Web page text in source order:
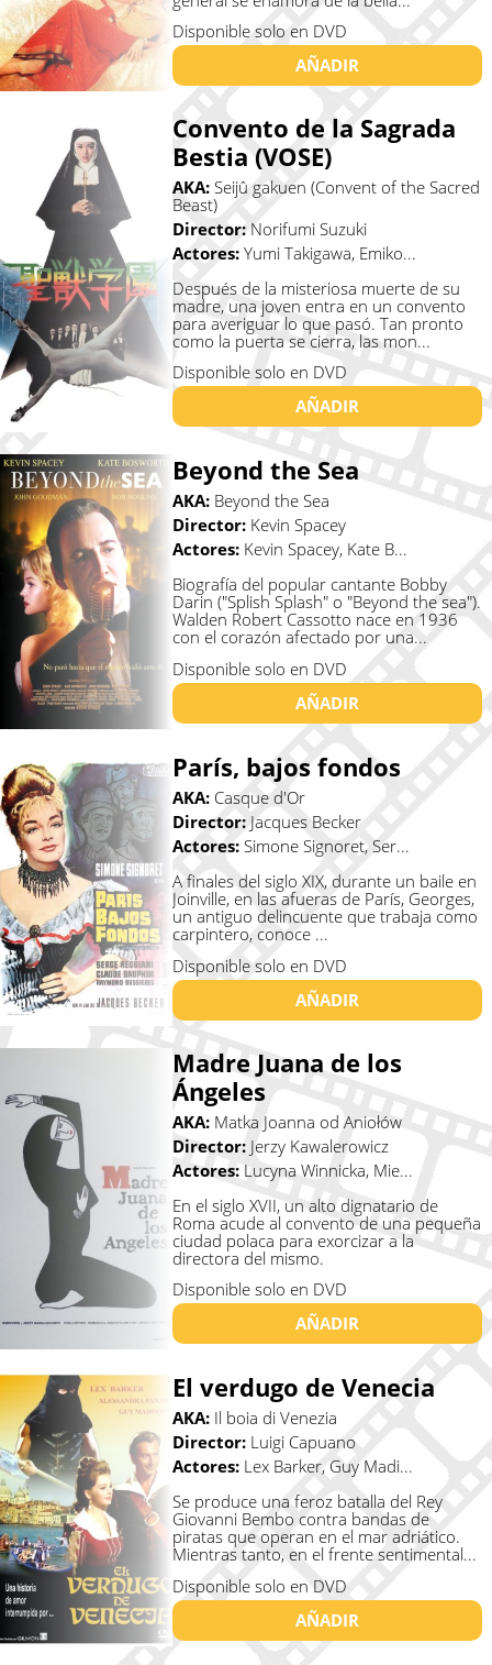
Disponible solo en DVD
AÑADIR
Convento de la Sagrada
Bestia (VOSE)
AKA: Seijû gakuen (Convent of the Sacred
Beast)
Director: Norifumi Suzuki
Actores: Yumi Takigawa, Emiko...
Después de la misteriosa muerte de su
madre, una joven entra en un convento
para averiguar lo que pasó. Tan pronto
como la puerta se cierra, las mon...
Disponible solo en DVD
AÑADIR
Beyond the Sea
AKA: Beyond the Sea
Director: Kevin Spacey
Actores: Kevin Spacey, Kate B...
Biografía del popular cantante Bobby
Darin ("Splish Splash" o "Beyond the sea").
Walden Robert Cassotto nace en 1936
con el corazón afectado por una...
Disponible solo en DVD
AÑADIR
París, bajos fondos
AKA: Casque d'Or
Director: Jacques Becker
Actores: Simone Signoret, Ser...
A finales del siglo XIX, durante un baile en
Joinville, en las afueras de París, Georges,
un antiguo delincuente que trabaja como
carpintero, conoce ...
Disponible solo en DVD
AÑADIR
Madre Juana de los
Ángeles
AKA: Matka Joanna od Aniołów
Director: Jerzy Kawalerowicz
Actores: Lucyna Winnicka, Mie...
En el siglo XVII, un alto dignatario de
Roma acude al convento de una pequeña
ciudad polaca para exorcizar a la
directora del mismo.
Disponible solo en DVD
AÑADIR
El verdugo de Venecia
AKA: Il boia di Venezia
Director: Luigi Capuano
Actores: Lex Barker, Guy Madi...
Se produce una feroz batalla del Rey
Giovanni Bembo contra bandas de
piratas que operan en el mar adriático.
Mientras tanto, en el frente sentimental...
Disponible solo en DVD
AÑADIR